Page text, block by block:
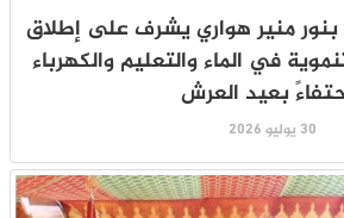
منير هواري يشرف على إطلاق
في الماء والتعليم والكهرباء
بعيد العرش
30 يوليو 2026